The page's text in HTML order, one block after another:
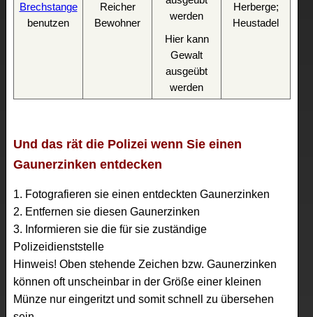
Brechstange
benutzen
Reicher
Bewohner
Hier kann
Gewalt
ausgeübt
werden
Herberge;
Heustadel
Und das rät die Polizei wenn Sie einen
Gaunerzinken entdecken
1. Fotografieren sie einen entdeckten Gaunerzinken
2. Entfernen sie diesen Gaunerzinken
3. Informieren sie die für sie zuständige
Polizeidienststelle
Hinweis! Oben stehende Zeichen bzw. Gaunerzinken
können oft unscheinbar in der Größe einer kleinen
Münze nur eingeritzt und somit schnell zu übersehen